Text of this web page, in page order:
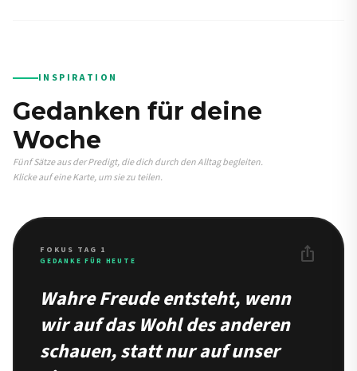
INSPIRATION
Gedanken für deine
Woche
Fünf Sätze aus der Predigt, die dich durch den Alltag begleiten.
Klicke auf eine Karte, um sie zu teilen.
FOKUS TAG 1
GEDANKE FÜR HEUTE ios_share
Wahre Freude entsteht, wenn
wir auf das Wohl des anderen
schauen, statt nur auf unser